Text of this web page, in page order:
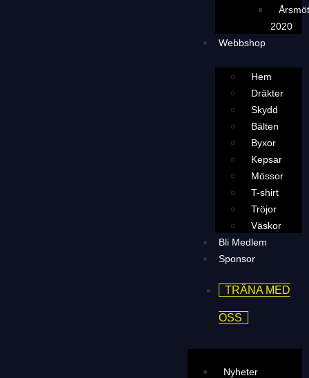
2020
Webbshop
Hem
Dräkter
Skydd
Bälten
Byxor
Kepsar
Mössor
T-shirt
Tröjor
Väskor
Bli Medlem
Sponsor
TRÄNA MED
OSS
Nyheter